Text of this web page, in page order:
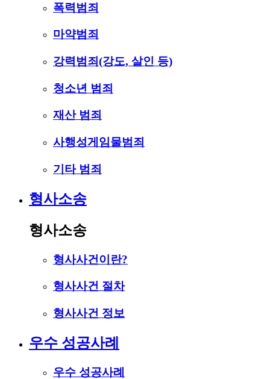
폭력범죄
마약범죄
강력범죄(강도, 살인 등)
청소년 범죄
재산 범죄
사행성게임물범죄
기타 범죄
형사소송
형사소송
형사사건이란?
형사사건 절차
형사사건 정보
우수 성공사례
우수 성공사례